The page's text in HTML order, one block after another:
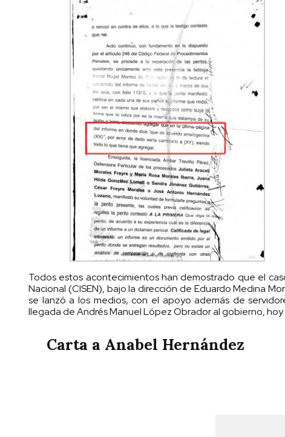
Todos estos acontecimientos han demostrado que el
Nacional (CISEN), bajo la dirección de Eduardo Medina
se lanzó a los medios, con el apoyo además de
llegada de Andrés Manuel López Obrador al gobierno,
Carta a Anabel Hernández